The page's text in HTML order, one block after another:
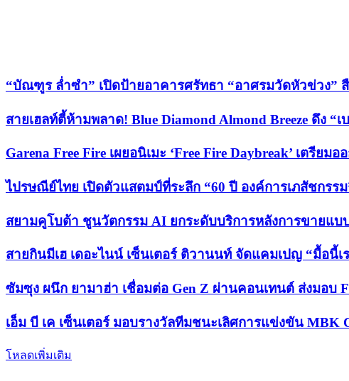
“บัณฑูร ล่ำซำ” เปิดป้ายอาคารศรัทธา “อาศรมวัดหัวข่วง”
สายเฮลท์ตี้ห้ามพลาด! Blue Diamond Almond Breeze ดึง “
Garena Free Fire เผยอนิเมะ ‘Free Fire Daybreak’ เตรียม
ไปรษณีย์ไทย เปิดตัวแสตมป์ที่ระลึก “60 ปี องค์การเภสัชกร
สยามคูโบต้า ชูนวัตกรรม AI ยกระดับบริการหลังการขายแบ
สายกินมีเฮ เดอะไนน์ เซ็นเตอร์ ติวานนท์ จัดแคมเปญ “มื้อนี้
ซัมซุง ผนึก ยามาฮ่า เชื่อมต่อ Gen Z ผ่านคอนเทนต์ ส่งมอบ
เอ็ม บี เค เซ็นเตอร์ มอบรางวัลทีมชนะเลิศการแข่งขัน MBK
โหลดเพิ่มเติม